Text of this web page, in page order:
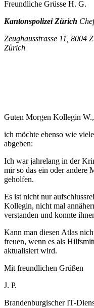
Freundliche Grüsse H. G.
Kantonspolizei Zürich
Zeughausstrasse 11, 8004
Zürich
Guten Morgen Kollegin W.,
ich möchte ebenso wie
abgeben:
Ich war jahrelang in der
mir so das ein oder andere
geholfen.
Es ist nicht nur
Kollegin, nicht mal
verstanden und konnte
Kann man diesen Atlas
freuen, wenn es als
aktualisiert wird.
Mit freundlichen Grüßen
J. P.
Brandenburgischer IT-